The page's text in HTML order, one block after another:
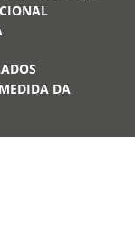
DA